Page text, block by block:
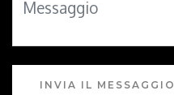
INVIA IL MESSAGGIO